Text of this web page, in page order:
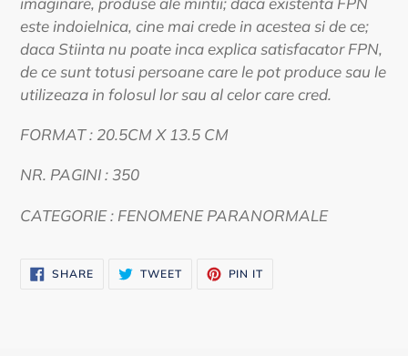
este indoielnica, cine mai crede in acestea si de ce;
daca Stiinta nu poate inca explica satisfacator FPN,
de ce sunt totusi persoane care le pot produce sau le
utilizeaza in folosul lor sau al celor care cred.
FORMAT : 20.5CM X 13.5 CM
NR. PAGINI : 350
CATEGORIE : FENOMENE PARANORMALE
SHARESHARE
ON
TWEETTWEET PIN IT